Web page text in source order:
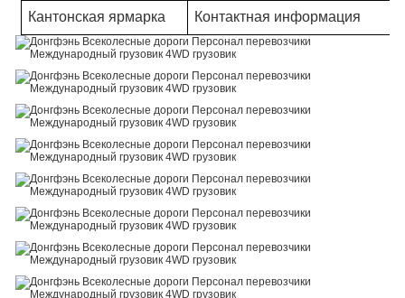
Кантонская ярмарка
Контактная информация